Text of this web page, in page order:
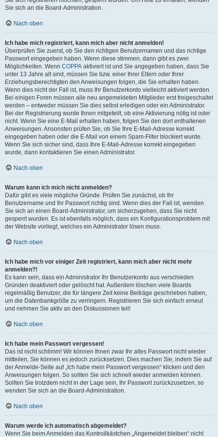
Sie sich an die Board-Administration.
Nach oben
Ich habe mich registriert, kann mich aber nicht anmelden!
Überprüfen Sie zuerst, ob Sie den richtigen Benutzernamen und das richtige
Passwort eingegeben haben. Wenn diese stimmen, dann gibt es zwei
Möglichkeiten. Wenn COPPA aktiviert ist und Sie angegeben haben, dass Sie
unter 13 Jahre alt sind, müssen Sie bzw. einer Ihrer Eltern oder Ihrer
Erziehungsberechtigten den Anweisungen folgen, die Sie erhalten haben.
Wenn dies nicht der Fall ist, muss Ihr Benutzerkonto vielleicht aktiviert werden.
Bei einigen Foren müssen alle neu angemeldeten Mitglieder erst freigeschaltet
werden – entweder müssen Sie dies selbst erledigen oder ein Administrator.
Bei der Registrierung wurde Ihnen mitgeteilt, ob eine Aktivierung nötig ist oder
nicht. Wenn Sie eine E-Mail erhalten haben, folgen Sie den dort enthaltenen
Anweisungen. Ansonsten prüfen Sie, ob Sie Ihre E-Mail-Adresse korrekt
eingegeben haben oder die E-Mail von einem Spam-Filter blockiert wurde.
Wenn Sie sich sicher sind, dass Ihre E-Mail-Adresse korrekt eingegeben
wurde, dann kontaktieren Sie einen Administrator.
Nach oben
Warum kann ich mich nicht anmelden?
Dafür gibt es viele mögliche Gründe. Prüfen Sie zunächst, ob Ihr
Benutzername und Ihr Passwort richtig sind. Wenn dies der Fall ist, wenden
Sie sich an einen Board-Administrator, um sicherzugehen, dass Sie nicht
gesperrt wurden. Es ist ebenfalls möglich, dass ein Konfigurationsproblem mit
der Website vorliegt, welches ein Administrator lösen muss.
Nach oben
Ich habe mich vor einiger Zeit registriert, kann mich aber nicht mehr
anmelden?!
Es kann sein, dass ein Administrator Ihr Benutzerkonto aus verschieden
Gründen deaktiviert oder gelöscht hat. Außerdem löschen viele Boards
regelmäßig Benutzer, die für längere Zeit keine Beiträge geschrieben haben,
um die Datenbankgröße zu verringern. Registrieren Sie sich einfach erneut
und nehmen Sie aktiv an den Diskussionen teil!
Nach oben
Ich habe mein Passwort vergessen!
Das ist nicht schlimm! Wir können Ihnen zwar Ihr altes Passwort nicht wieder
mitteilen, Sie können es jedoch zurücksetzen. Dies machen Sie, indem Sie auf
der Anmelde-Seite auf „Ich habe mein Passwort vergessen“ klicken und den
Anweisungen folgen. So sollten Sie sich schnell wieder anmelden können.
Sollten Sie trotzdem nicht in der Lage sein, Ihr Passwort zurückzusetzen, so
wenden Sie sich an die Board-Administration.
Nach oben
Warum werde ich automatisch abgemeldet?
Wenn Sie beim Anmelden das Kontrollkästchen „Angemeldet bleiben“ nicht